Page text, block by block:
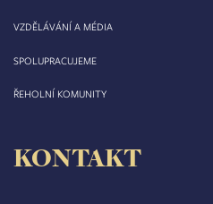
VZDĚLÁVÁNÍ A MÉDIA
SPOLUPRACUJEME
ŘEHOLNÍ KOMUNITY
KONTAKT